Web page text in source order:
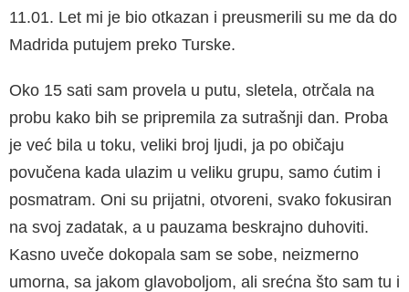
11.01. Let mi je bio otkazan i preusmerili su me da do
Madrida putujem preko Turske.
Oko 15 sati sam provela u putu, sletela, otrčala na
probu kako bih se pripremila za sutrašnji dan. Proba
je već bila u toku, veliki broj ljudi, ja po običaju
povučena kada ulazim u veliku grupu, samo ćutim i
posmatram. Oni su prijatni, otvo­reni, svako fokusiran
na svoj zadatak, a u pau­zama beskrajno duhoviti.
Kasno uveče dokopala sam se sobe, neizmerno
umorna, sa jakom gla­voboljom, ali srećna što sam tu i